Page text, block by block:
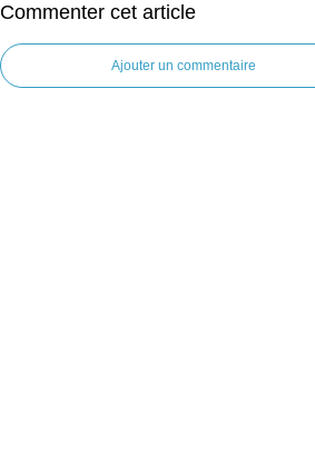
Commenter cet article
Ajouter un commentaire